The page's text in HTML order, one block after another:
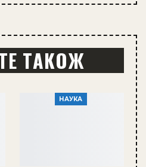
ТАКОЖ
НАУКА